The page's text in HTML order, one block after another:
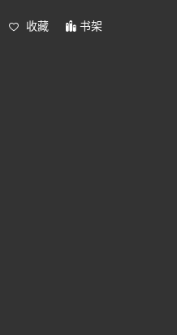
收藏 书架